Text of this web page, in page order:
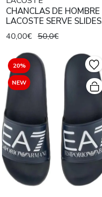
CHANCLAS DE HOMBRE
LACOSTE SERVE SLIDES
1.0 BLACK / WHITE
40,00€ 50,0€
20%
NEW